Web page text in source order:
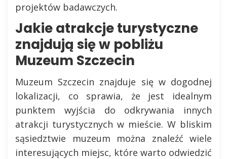
projektów badawczych.
Jakie atrakcje turystyczne
znajdują się w pobliżu
Muzeum Szczecin
Muzeum Szczecin znajduje się w dogodnej
lokalizacji, co sprawia, że jest idealnym
punktem wyjścia do odkrywania innych
atrakcji turystycznych w mieście. W bliskim
sąsiedztwie muzeum można znaleźć wiele
interesujących miejsc, które warto odwiedzić